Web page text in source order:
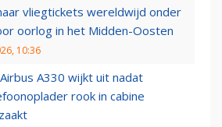
vliegtickets wereldwijd onder
oorlog in het Midden-Oosten
10:36
Airbus A330 wijkt uit nadat
rook in cabine